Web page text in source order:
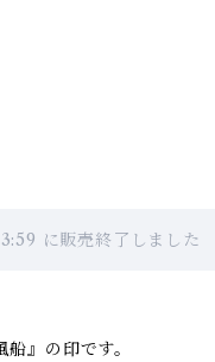
に販売終了しました
』の印です。